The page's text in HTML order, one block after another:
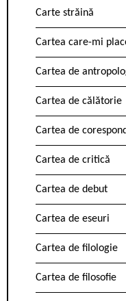
Carte străină
Cartea care-mi
Cartea de
Cartea de călătorie
Cartea de
Cartea de critică
Cartea de debut
Cartea de eseuri
Cartea de filologie
Cartea de filosofie